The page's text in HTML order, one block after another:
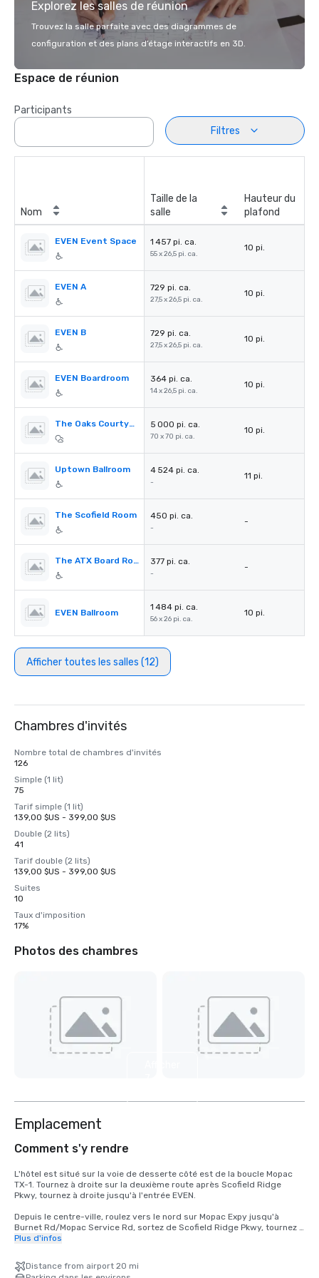
Explorez les salles de réunion
Trouvez la salle parfaite avec des diagrammes de
configuration et des plans d’étage interactifs en 3D.
Espace de réunion
Participants
Filtres
Nom
Taille de la
salle
Hauteur du
plafond
EVEN Event Space 1 457 pi. ca.
55 x 26,5 pi. ca.
10 pi.
EVEN A 729 pi. ca.
27,5 x 26,5 pi. ca.
10 pi.
EVEN B 729 pi. ca.
27,5 x 26,5 pi. ca.
10 pi.
EVEN Boardroom 364 pi. ca.
14 x 26,5 pi. ca.
10 pi.
The Oaks Courtyard 5 000 pi. ca.
70 x 70 pi. ca.
10 pi.
Uptown Ballroom 4 524 pi. ca.
-
11 pi.
The Scofield Room 450 pi. ca.
-
-
The ATX Board Room 377 pi. ca.
-
-
EVEN Ballroom
1 484 pi. ca.
56 x 26 pi. ca.
10 pi.
Afficher toutes les salles (12)
Chambres d'invités
Nombre total de chambres d'invités
126
Simple (1 lit)
75
Tarif simple (1 lit)
139,00 $US - 399,00 $US
Double (2 lits)
41
Tarif double (2 lits)
139,00 $US - 399,00 $US
Suites
10
Taux d'imposition
17%
Photos des chambres
Emplacement
Comment s'y rendre
L'hôtel est situé sur la voie de desserte côté est de la boucle Mopac
TX-1. Tournez à droite sur la deuxième route après Scofield Ridge
Pkwy, tournez à droite jusqu'à l'entrée EVEN.
Depuis le centre-ville, roulez vers le nord sur Mopac Expy jusqu'à
Burnet Rd/Mopac Service Rd, sortez de Scofield Ridge Pkwy, tournez à
droite sur la deuxième route après Scofield Ridge Pkwy, tournez à
De l'aéroport TX-71 W à l'US-183N en direction du TX-1 Loop/Mopac.
Plus d'infos
Distance from airport 20 mi